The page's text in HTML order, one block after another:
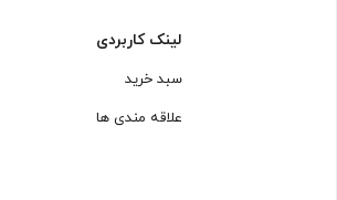
لینک کاربردی
سبد خرید
علاقه مندی ها